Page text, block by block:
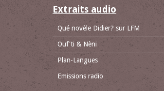
Extraits audio
Qué novèle Didier? sur LFM
Ouf'ti & Nèni
Plan-Langues
Emissions radio